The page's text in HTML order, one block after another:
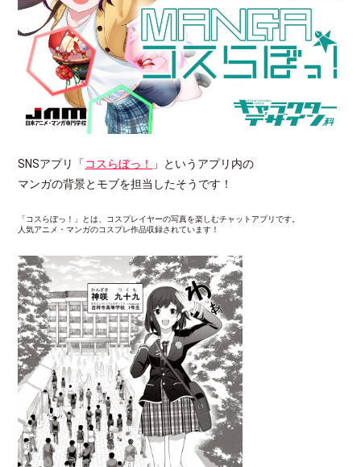
SNSアプリ「 コスらぼっ！
」というアプリ内の
マンガの背景とモブを担当したそうです！
「コスらぼっ！」とは、コスプレイヤーの写真を楽しむチャットアプリです。
人気アニメ・マンガのコスプレ作品収録されています！